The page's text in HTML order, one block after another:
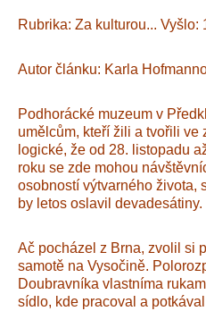
Rubrika: Za kulturou... Vyšlo:
Autor článku: Karla
Podhorácké muzeum v
umělcům, kteří žili a tvořili ve
logické, že od 28. listopadu
roku se zde mohou
osobností výtvarného života,
by letos oslavil devadesátiny.
Ač pocházel z Brna, zvolil si
samotě na Vysočině.
Doubravníka vlastníma
sídlo, kde pracoval a